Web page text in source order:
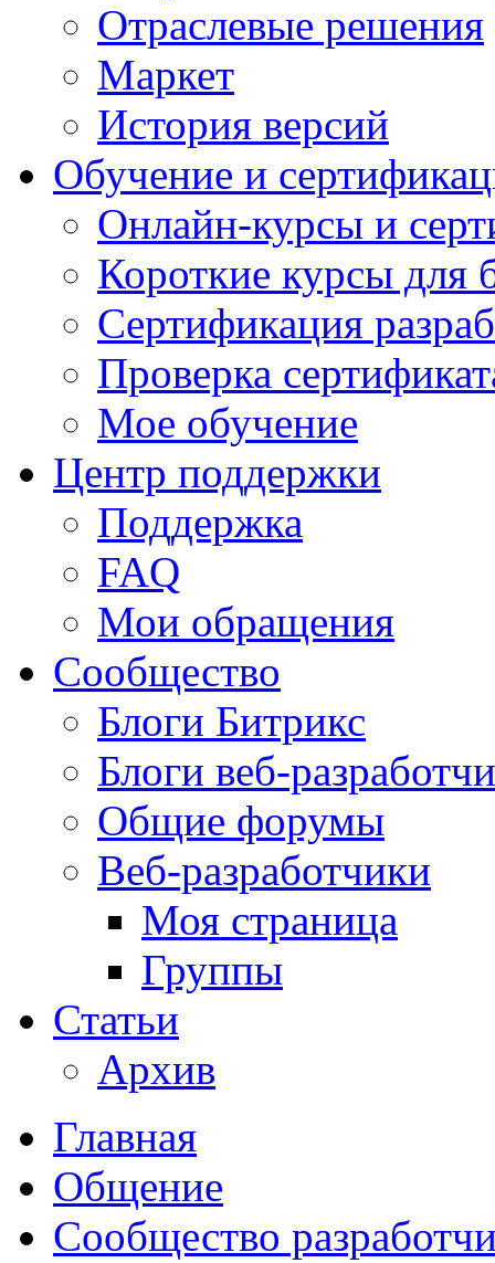
Отраслевые решения
Маркет
История версий
Обучение и
Онлайн-курсы и
Короткие курсы для
Сертификация
Проверка
Мое обучение
Центр поддержки
Поддержка
FAQ
Мои обращения
Сообщество
Блоги Битрикс
Блоги веб-
Общие форумы
Веб-разработчики
Моя страница
Группы
Статьи
Архив
Главная
Общение
Сообщество